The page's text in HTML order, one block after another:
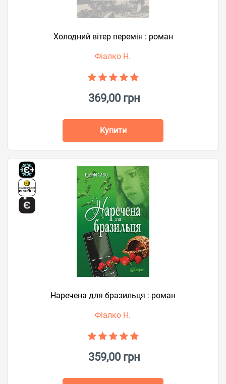
Холодний вітер перемін : роман
Фіалко Н.
369,00 грн
Купити
Наречена для бразильця : роман
Фіалко Н.
359,00 грн